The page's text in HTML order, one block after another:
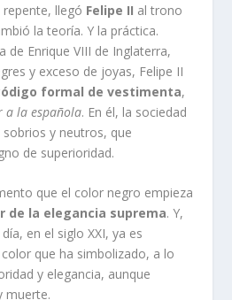
llegó Felipe II al trono
la teoría. Y la práctica.
de Enrique VIII de Inglaterra,
y exceso de joyas, Felipe II
formal de vestimenta,
a la española. En él, la sociedad
y neutros, que
de superioridad.
que el color negro empieza
de la elegancia suprema. Y,
en el siglo XXI, ya es
que ha simbolizado, a lo
y elegancia, aunque
muerte.